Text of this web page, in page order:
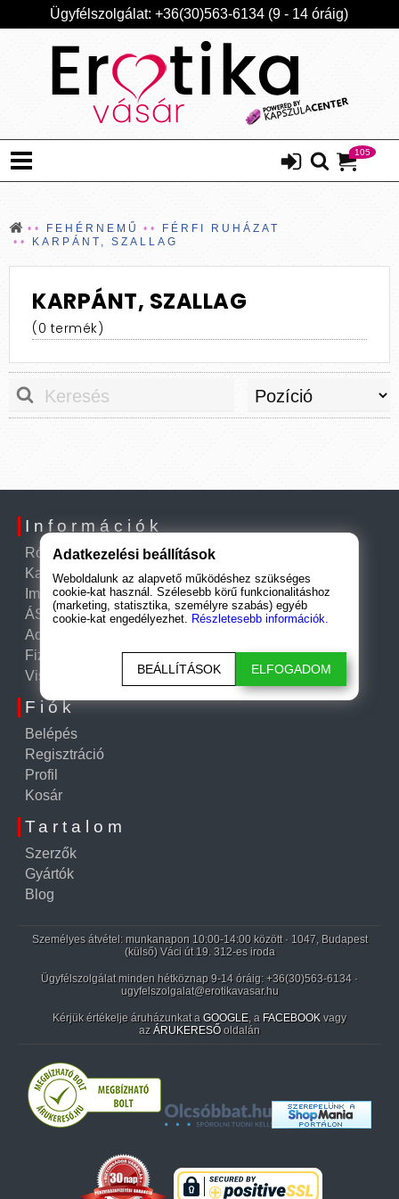
Ügyfélszolgálat: +36(30)563-6134 (9 - 14 óráig)
105
FEHÉRNEMŰ
FÉRFI RUHÁZAT
KARPÁNT, SZALLAG
KARPÁNT, SZALLAG
(0 termék)
Információk
Rólunk
Kapcsolat
Impresszum
ÁSZF
Adatkezelési tájékoztató
Fizetési és szállítási információk
Visszatérítési szabályzat
Fiók
Belépés
Regisztráció
Profil
Kosár
Tartalom
Szerzők
Gyártók
Blog
Személyes átvétel: munkanapon 10:00-14:00 között · 1047, Budapest
(külső) Váci út 19. 312-es iroda
Ügyfélszolgálat minden hétköznap 9-14 óráig: +36(30)563-6134 ·
ugyfelszolgalat@erotikavasar.hu
Kérjük értékelje áruházunkat a GOOGLE, a FACEBOOK vagy
az ÁRUKERESŐ oldalán
Adatkezelési beállítások
Weboldalunk az alapvető működéshez szükséges
cookie-kat használ. Szélesebb körű funkcionalitáshoz
(marketing, statisztika, személyre szabás) egyéb
cookie-kat engedélyezhet. Részletesebb információk.
BEÁLLÍTÁSOK ELFOGADOM